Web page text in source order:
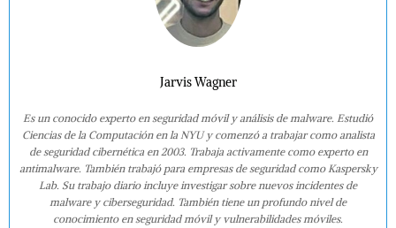
Jarvis Wagner
Es un conocido experto en seguridad móvil y análisis de malware. Estudió
Ciencias de la Computación en la NYU y comenzó a trabajar como analista
de seguridad cibernética en 2003. Trabaja activamente como experto en
antimalware. También trabajó para empresas de seguridad como Kaspersky
Lab. Su trabajo diario incluye investigar sobre nuevos incidentes de
malware y ciberseguridad. También tiene un profundo nivel de
conocimiento en seguridad móvil y vulnerabilidades móviles.